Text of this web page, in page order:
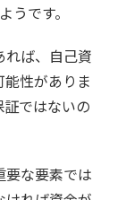
うです。
れば、自己資
性がありま
ではないの
要な要素では